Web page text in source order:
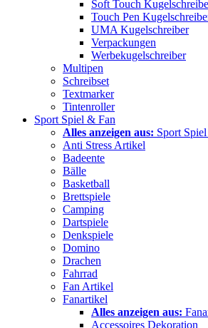
Soft Touch
Touch Pen
UMA Kugelschreiber
Verpackungen
Werbekugelschreiber
Multipen
Schreibset
Textmarker
Tintenroller
Sport Spiel & Fan
Alles anzeigen aus: Sport
Anti Stress Artikel
Badeente
Bälle
Basketball
Brettspiele
Camping
Dartspiele
Denkspiele
Domino
Drachen
Fahrrad
Fan Artikel
Fanartikel
Alles anzeigen aus:
Accessoires Dekoration